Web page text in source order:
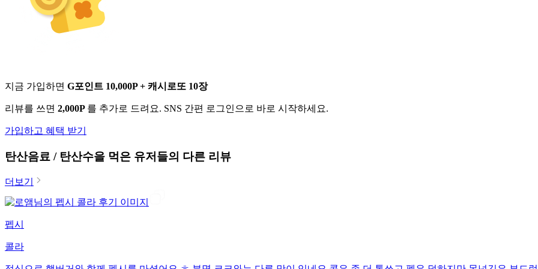
지금 가입하면 G포인트 10,000P + 캐시로또 10장
리뷰를 쓰면 2,000P 를 추가로 드려요. SNS 간편 로그인으로 바로 시작하세요.
가입하고 혜택 받기
탄산음료 / 탄산수을 먹은 유저들의 다른 리뷰
더보기
펩시
콜라